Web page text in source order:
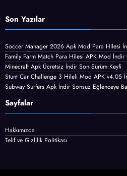
Son Yazılar
Soccer Manager 2026 Apk Mod Para Hilesi
Family Farm Match Para Hilesi APK Mod İndir
Minecraft Apk Ücretsiz İndir Son Sürüm Keyfi
Stunt Car Challenge 3 Hileli Mod APK v4.05
Subway Surfers Apk İndir Sonsuz Eğlenceye
Sayfalar
Hakkımızda
Telif ve Gizlilik Politikası